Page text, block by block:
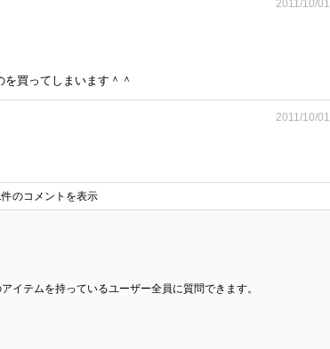
2011/10/01
買ってしまいます＾＾
2011/10/01
のコメントを表示
イテムを持っているユーザー全員に質問できます。